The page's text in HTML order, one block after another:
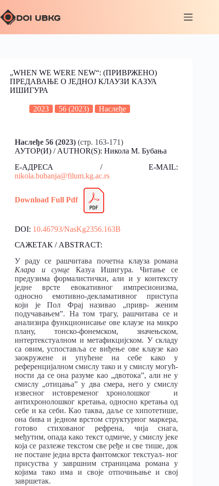
„WHEN WE WERE NEW“: (ПРИВРЖЕНО)
ПРЕДАВАЊЕ О ЈЕДНОЈ КЛАУЗИ KАЗУА
ИШИГУРА
2023 56 (2023) Наслеђе
Наслеђе 56 (2023) (стр. 163-171)
АУТОР(И) / AUTHOR(S): Никола M. Бубања
Е-АДРЕСА / E-MAIL:
nikola.bubanja@filum.kg.ac.rs
Download Full Pdf
DOI: 10.46793/NasKg2356.163B
САЖЕТАК / ABSTRACT:
У раду се рашчитава почетна клауза романа
Клара и сунце Казуа Ишигура. Читање се
предузима формалистички, али и у контексту
једне врсте евокативног импресионизма,
односно емотивно-декламативног приступа
који је Пол Фрај називао „привр- женим
подучавањем”. На том трагу, рашчитава се и
анализира функционисање ове клаузе на микро
плану, тонско-фонемском, значењском,
интертекстуалном и метафикцијском. У складу
са овим, успоставља се виђење ове клаузе као
заокружене и упућене на себе како у
референцијалном смислу тако и у смислу могућ-
ности да се она разуме као „двотока”, али не у
смислу „отицања” у два смера, него у смислу
извесног истовременог хронолошког и
антихронолошког кретања, односно кретања од
себе и ка себи. Као таква, даље се хипотетише,
она бива и једном врстом структурног маркера,
готово стихованог рефрена, чија снага,
међутим, опада како текст одмиче, у смислу јеке
која се разлеже текстом све ређе и све тише, док
не постане једна врста фантомског текстуал- ног
присуства у завршним страницама романа у
којима тако има и своје отпочињање и свој
завршетак.